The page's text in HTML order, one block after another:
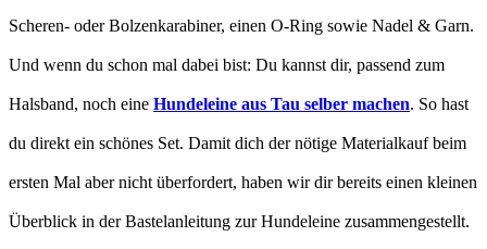
Scheren- oder Bolzenkarabiner, einen O-Ring sowie Nadel & Garn.
Und wenn du schon mal dabei bist: Du kannst dir, passend zum
Halsband, noch eine Hundeleine aus Tau selber machen. So hast
du direkt ein schönes Set. Damit dich der nötige Materialkauf beim
ersten Mal aber nicht überfordert, haben wir dir bereits einen kleinen
Überblick in der Bastelanleitung zur Hundeleine zusammengestellt.